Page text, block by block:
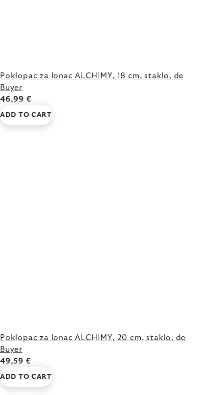
Poklopac za lonac ALCHIMY, 18 cm, staklo, de
Buyer
46,99 €
ADD TO CART
Poklopac za lonac ALCHIMY, 20 cm, staklo, de
Buyer
49,59 €
ADD TO CART